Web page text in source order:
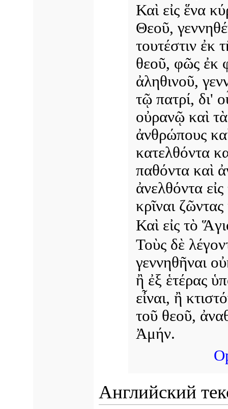
Καὶ εἰς ἕνα
Θεοῦ,
τουτέστιν ἐκ
θεοῦ, φῶς ἐκ
ἀληθινοῦ,
τῷ πατρί, δι'
οὐρανῷ καὶ
ἀνθρώπους
κατελθόντα
παθόντα καὶ
ἀνελθόντα
κρῖναι
Καὶ εἰς τὸ
Τοὺς δὲ
γεννηθῆναι
ἢ ἐξ ἑτέρας
εἶναι, ἢ
τοῦ θεοῦ,
Ἀμήν.
Английский